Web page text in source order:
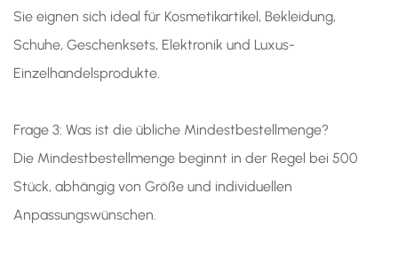
Sie eignen sich ideal für Kosmetikartikel, Bekleidung,
Schuhe, Geschenksets, Elektronik und Luxus-
Einzelhandelsprodukte.
Frage 3: Was ist die übliche Mindestbestellmenge?
Die Mindestbestellmenge beginnt in der Regel bei 500
Stück, abhängig von Größe und individuellen
Anpassungswünschen.